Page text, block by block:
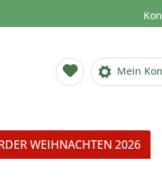
Mein
WEIHNACHTEN 2026